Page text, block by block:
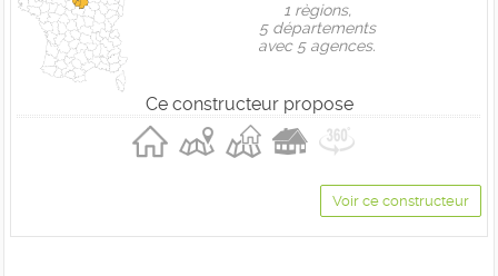
1 règions,
5 départements
avec 5 agences.
Ce constructeur propose
Voir ce constructeur